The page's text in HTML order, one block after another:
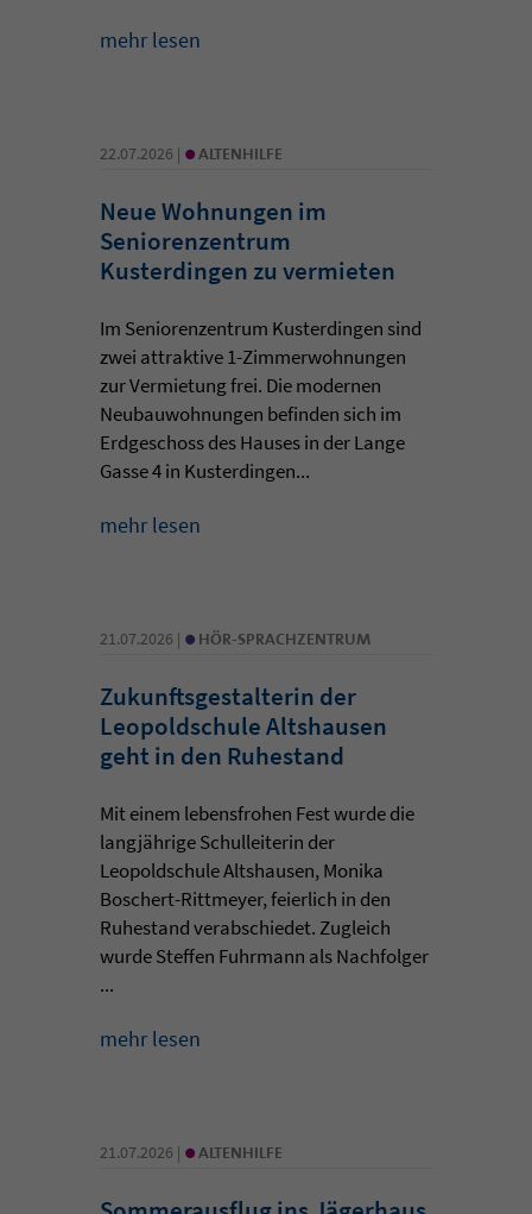
mehr lesen
22.07.2026 | • ALTENHILFE
Neue Wohnungen im
Seniorenzentrum
Kusterdingen zu vermieten
Im Seniorenzentrum Kusterdingen sind
zwei attraktive 1-Zimmerwohnungen
zur Vermietung frei. Die modernen
Neubauwohnungen befinden sich im
Erdgeschoss des Hauses in der Lange
Gasse 4 in Kusterdingen...
mehr lesen
21.07.2026 | • HÖR-SPRACHZENTRUM
Zukunftsgestalterin der
Leopoldschule Altshausen
geht in den Ruhestand
Mit einem lebensfrohen Fest wurde die
langjährige Schulleiterin der
Leopoldschule Altshausen, Monika
Boschert-Rittmeyer, feierlich in den
Ruhestand verabschiedet. Zugleich
wurde Steffen Fuhrmann als Nachfolger
...
mehr lesen
21.07.2026 | • ALTENHILFE